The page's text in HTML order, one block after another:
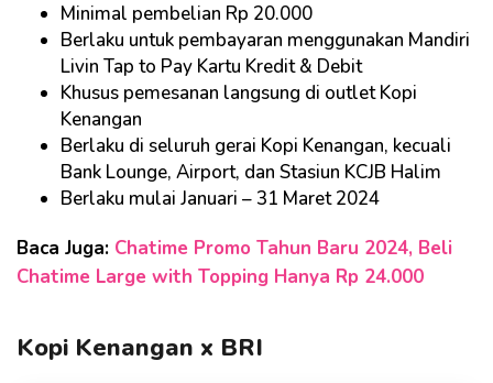
Minimal pembelian Rp 20.000
Berlaku untuk pembayaran menggunakan Mandiri
Livin Tap to Pay Kartu Kredit & Debit
Khusus pemesanan langsung di outlet Kopi
Kenangan
Berlaku di seluruh gerai Kopi Kenangan, kecuali
Bank Lounge, Airport, dan Stasiun KCJB Halim
Berlaku mulai Januari – 31 Maret 2024
Baca Juga: Chatime Promo Tahun Baru 2024, Beli
Chatime Large with Topping Hanya Rp 24.000
Kopi Kenangan x BRI